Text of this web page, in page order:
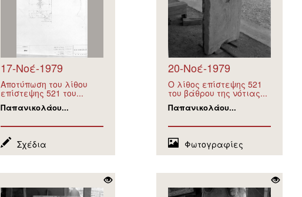
17-Νοέ-1979
Αποτύπωση του λίθου
επίστεψης 521 του...
Παπανικολάου...
Σχέδια
20-Νοέ-1979
Ο λίθος επίστεψης 521
του βάθρου της νότιας...
Παπανικολάου...
Φωτογραφίες